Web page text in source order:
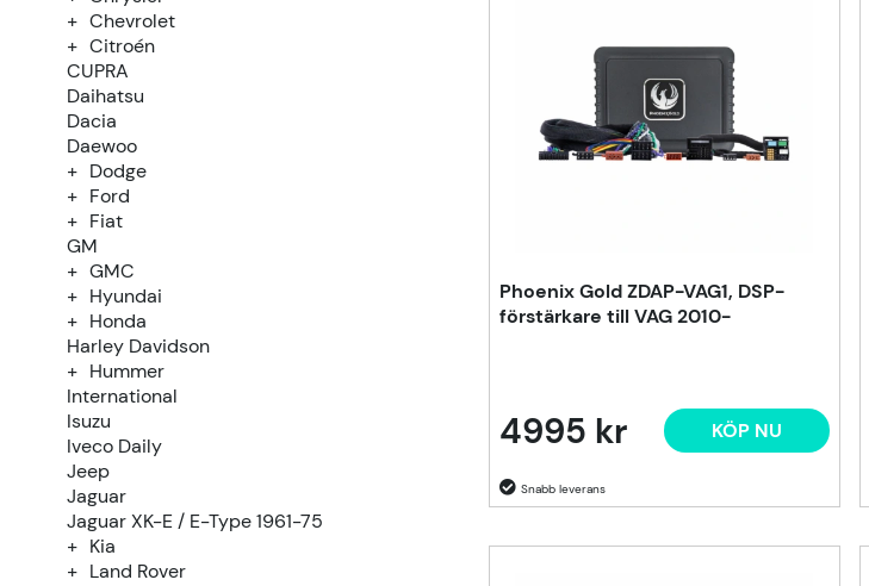
Chevrolet
Citroén
CUPRA
Daihatsu
Dacia
Daewoo
Dodge
Ford
Fiat
GM
GMC
Hyundai
Honda
Harley Davidson
Hummer
International
Isuzu
Iveco Daily
Jeep
Jaguar
Jaguar XK-E / E-Type 1961-75
Kia
Land Rover
Phoenix Gold ZDAP-VAG1, DSP-
förstärkare till VAG 2010-
4995 kr KÖP NU